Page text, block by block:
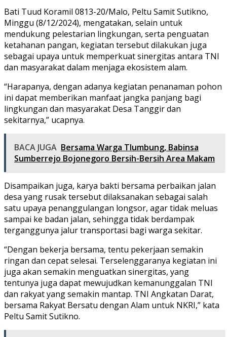
Bati Tuud Koramil 0813-20/Malo, Peltu Samit Sutikno,
Minggu (8/12/2024), mengatakan, selain untuk
mendukung pelestarian lingkungan, serta penguatan
ketahanan pangan, kegiatan tersebut dilakukan juga
sebagai upaya untuk memperkuat sinergitas antara TNI
dan masyarakat dalam menjaga ekosistem alam.
“Harapanya, dengan adanya kegiatan penanaman pohon
ini dapat memberikan manfaat jangka panjang bagi
lingkungan dan masyarakat Desa Tanggir dan
sekitarnya,” ucapnya.
BACA JUGA Bersama Warga Tlumbung, Babinsa
Sumberrejo Bojonegoro Bersih-Bersih Area Makam
Disampaikan juga, karya bakti bersama perbaikan jalan
desa yang rusak tersebut dilaksanakan sebagai salah
satu upaya penanggulangan longsor, agar tidak meluas
sampai ke badan jalan, sehingga tidak berdampak
terganggunya jalur transportasi bagi warga sekitar.
“Dengan bekerja bersama, tentu pekerjaan semakin
ringan dan cepat selesai. Terselenggaranya kegiatan ini
juga akan semakin menguatkan sinergitas, yang
tentunya juga dapat mewujudkan kemanunggalan TNI
dan rakyat yang semakin mantap. TNI Angkatan Darat,
bersama Rakyat Bersatu dengan Alam untuk NKRI,” kata
Peltu Samit Sutikno.